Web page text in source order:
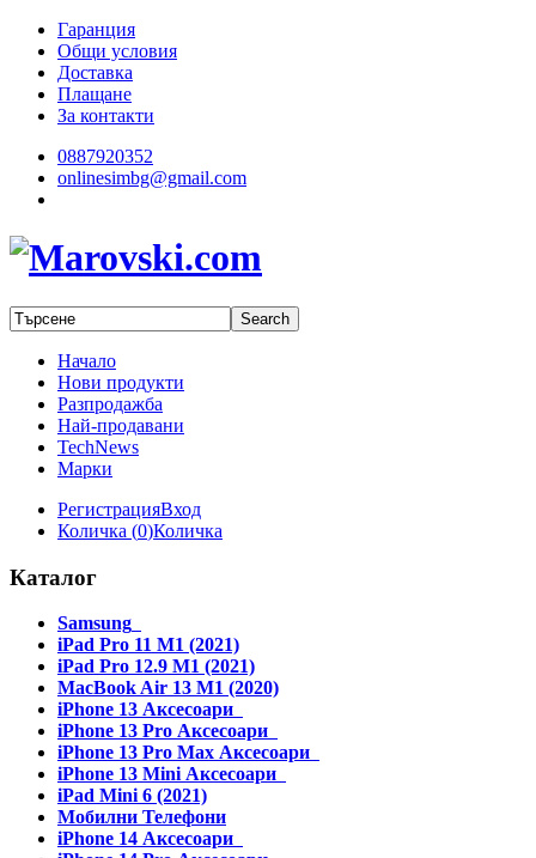
Гаранция
Общи условия
Доставка
Плащане
За контакти
0887920352
onlinesimbg@gmail.com
Начало
Нови продукти
Разпродажба
Най-продавани
TechNews
Марки
РегистрацияВход
Количка (0)Количка
Каталог
Samsung
iPad Pro 11 M1 (2021)
iPad Pro 12.9 M1 (2021)
MacBook Air 13 M1 (2020)
iPhone 13 Аксесоари
iPhone 13 Pro Аксесоари
iPhone 13 Pro Max Аксесоари
iPhone 13 Mini Аксесоари
iPad Mini 6 (2021)
Мобилни Телефони
iPhone 14 Аксесоари